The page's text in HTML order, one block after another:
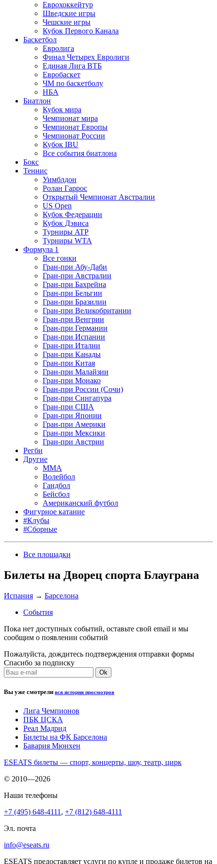
Еврохоккейтур
Шведские игры
Чешские игры
Кубок Первого Канала
Баскетбол
Евролига
Финал Четырех Евролиги
Единая Лига ВТБ
Евробаскет
ЧМ по баскетболу
НБА
Биатлон
Кубок мира
Чемпионат мира
Чемпионат Европы
Чемпионат России
Кубок IBU
Все события биатлона
Бокс
Теннис
Уимблдон
Ролан Гаррос
Открытый Чемпионат Австралии
US Open
Кубок Федерации
Кубок Дэвиса
Турниры ATP
Турниры WTA
Формула 1
Все гонки
Гран-при Абу-Даби
Гран-при Австралии
Гран-при Бахрейна
Гран-при Бельгии
Гран-при Бразилии
Гран-при Великобритании
Гран-при Венгрии
Гран-при Германии
Гран-при Испании
Гран-при Италии
Гран-при Канады
Гран-при Китая
Гран-при Малайзии
Гран-при Монако
Гран-при России (Сочи)
Гран-при Сингапура
Гран-при США
Гран-при Японии
Гран-при Америки
Гран-при Мексики
Гран-при Австрии
Регби
Другие
MMA
Волейбол
Гандбол
Бейсбол
Американский футбол
Фигурное катание
#Клубы
#Сборные
Все площадки
Билеты на Дворец спорта Блауграна
Испания → Барселона
События
Пока нет доступных событий, оставьте свой email и мы
сообщим о появлении событий
Пожалуйста, дождитесь подтверждения отправки формы
Спасибо за подписку
Вы уже смотрели вся история просмотров
Лига Чемпионов
ПБК ЦСКА
Реал Мадрид
Билеты на ФК Барселона
Бавария Мюнхен
ESEATS билеты — спорт, концерты, шоу, театр, цирк
© 2010—2026
Наши телефоны
+7 (495) 648-4111 , +7 (812) 648-4111
Эл. почта
info@eseats.ru
ESEATS предоставляет услуги по купле и продаже билетов на